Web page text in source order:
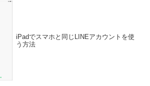
iPadでスマホと同じLINEアカウントを使
う方法